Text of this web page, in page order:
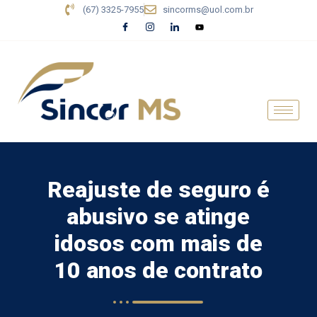
(67) 3325-7955 sincorms@uol.com.br
Reajuste de seguro é
abusivo se atinge
idosos com mais de
10 anos de contrato